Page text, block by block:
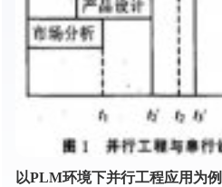
以PLM环境下并行工程应用为例